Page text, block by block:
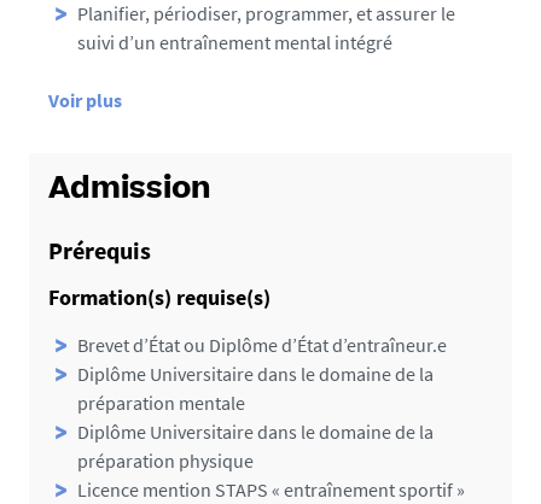
Planifier, périodiser, programmer, et assurer le
suivi d’un entraînement mental intégré
Voir plusd
é
a
l
Admission
Prérequis
Formation(s) requise(s)
Brevet d’État ou Diplôme d’État d’entraîneur.e
Diplôme Universitaire dans le domaine de la
préparation mentale
Diplôme Universitaire dans le domaine de la
préparation physique
Licence mention STAPS « entraînement sportif »